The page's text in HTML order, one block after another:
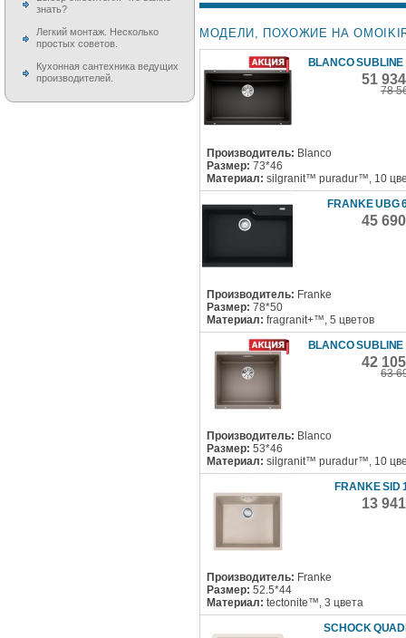
МОДЕЛИ, ПОХОЖИЕ НА
BLANCO SUBLINE
51
78
Производитель: Blanco
Размер: 73*46
Материал: silgranit™ puradur™, 10
FRANKE UBG
45
Производитель: Franke
Размер: 78*50
Материал: fragranit+™, 5 цветов
BLANCO SUBLINE
42
63
Производитель: Blanco
Размер: 53*46
Материал: silgranit™ puradur™, 10
FRANKE SID
13
Производитель: Franke
Размер: 52.5*44
Материал: tectonite™, 3 цвета
SCHOCK
знать?
Легкий монтаж. Несколько
простых советов.
Кухонная сантехника ведущих
производителей.